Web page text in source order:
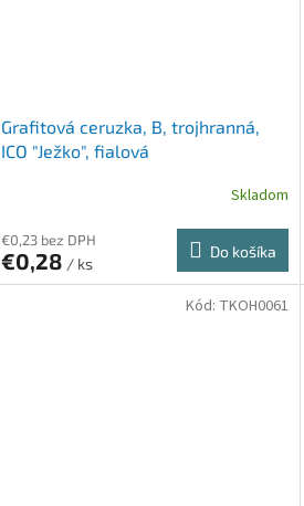
Grafitová ceruzka, B, trojhranná,
ICO "Ježko", fialová
Skladom
€0,23 bez DPH
€0,28 / ks
Do košíka
Kód: TKOH0061